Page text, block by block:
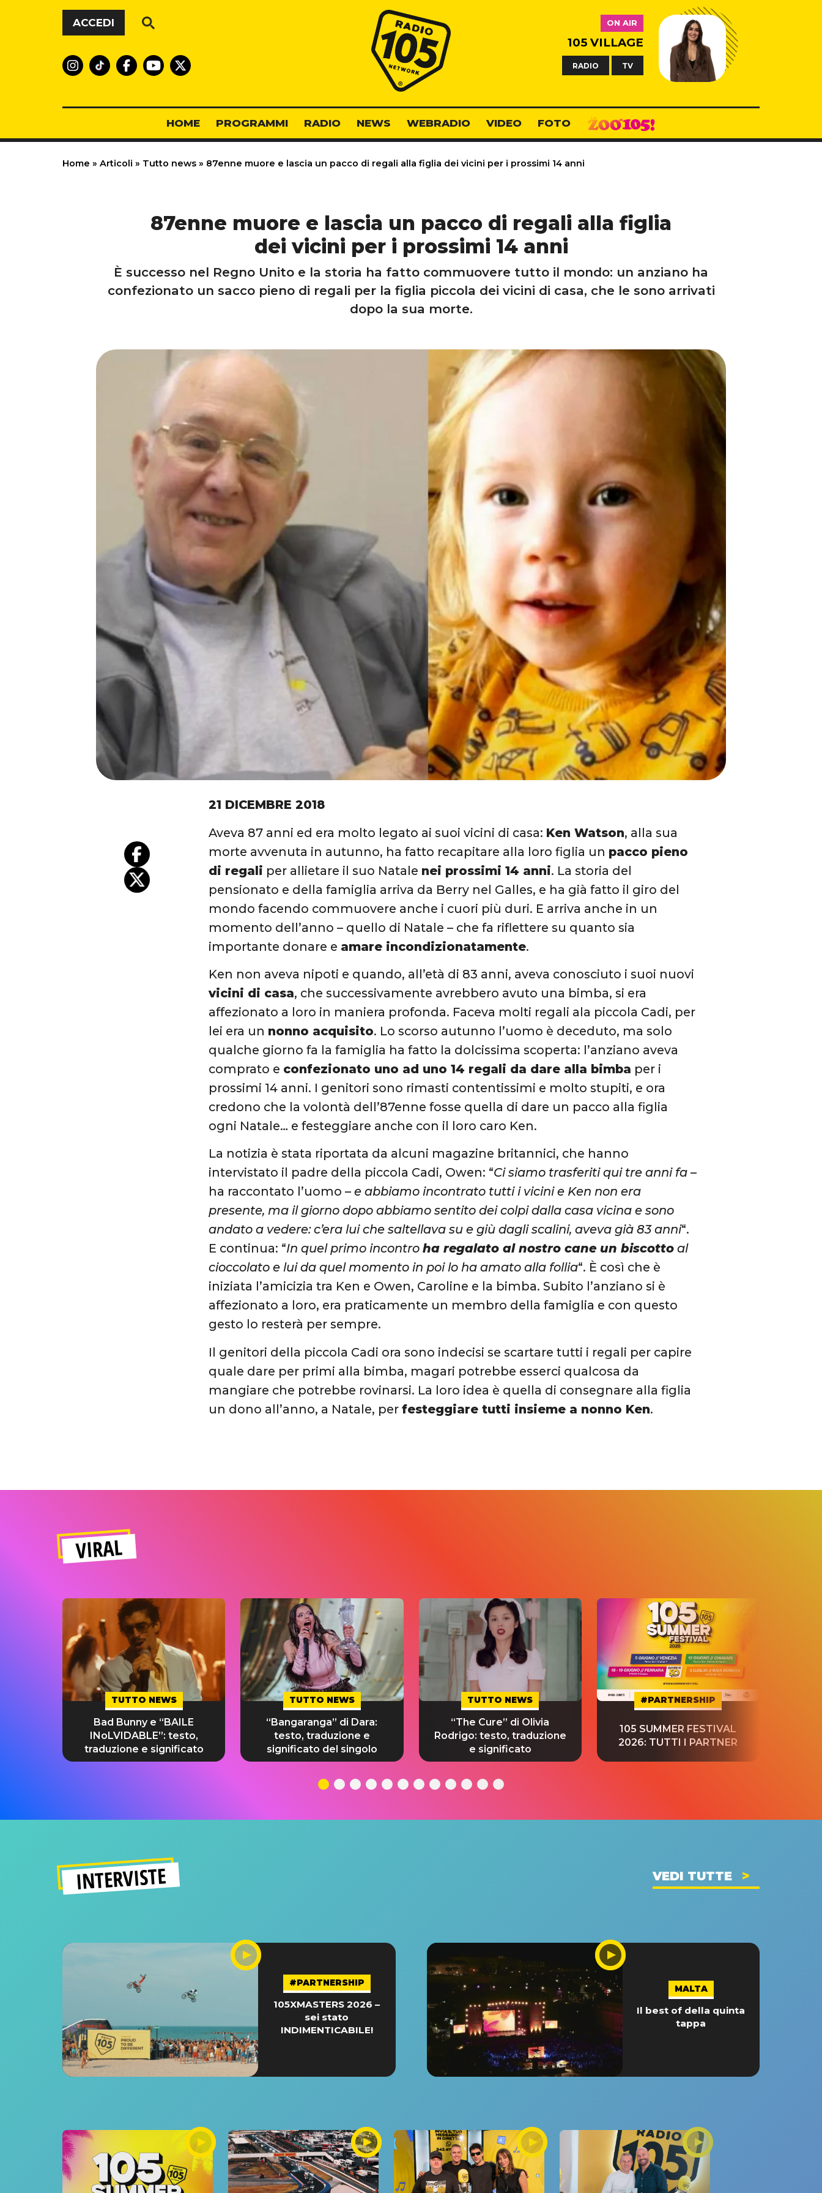
Vai al contenuto
ACCEDI
Radio 105
ON AIR
105 VILLAGE
RADIO TV
HOME PROGRAMMI RADIO NEWS WEBRADIO VIDEO FOTO
Home » Articoli » Tutto news » 87enne muore e lascia un pacco di regali alla figlia dei vicini per i prossimi 14 anni
87enne muore e lascia un pacco di regali alla figlia
dei vicini per i prossimi 14 anni
È successo nel Regno Unito e la storia ha fatto commuovere tutto il mondo: un anziano ha
confezionato un sacco pieno di regali per la figlia piccola dei vicini di casa, che le sono arrivati
dopo la sua morte.
21 DICEMBRE 2018
Aveva 87 anni ed era molto legato ai suoi vicini di casa: Ken Watson, alla sua
morte avvenuta in autunno, ha fatto recapitare alla loro figlia un pacco pieno
di regali per allietare il suo Natale nei prossimi 14 anni. La storia del
pensionato e della famiglia arriva da Berry nel Galles, e ha già fatto il giro del
mondo facendo commuovere anche i cuori più duri. E arriva anche in un
momento dell’anno – quello di Natale – che fa riflettere su quanto sia
importante donare e amare incondizionatamente.
Ken non aveva nipoti e quando, all’età di 83 anni, aveva conosciuto i suoi nuovi
vicini di casa, che successivamente avrebbero avuto una bimba, si era
affezionato a loro in maniera profonda. Faceva molti regali ala piccola Cadi, per
lei era un nonno acquisito. Lo scorso autunno l’uomo è deceduto, ma solo
qualche giorno fa la famiglia ha fatto la dolcissima scoperta: l’anziano aveva
comprato e confezionato uno ad uno 14 regali da dare alla bimba per i
prossimi 14 anni. I genitori sono rimasti contentissimi e molto stupiti, e ora
credono che la volontà dell’87enne fosse quella di dare un pacco alla figlia
ogni Natale… e festeggiare anche con il loro caro Ken.
La notizia è stata riportata da alcuni magazine britannici, che hanno
intervistato il padre della piccola Cadi, Owen: “Ci siamo trasferiti qui tre anni fa –
ha raccontato l’uomo –e abbiamo incontrato tutti i vicini e Ken non era
presente, ma il giorno dopo abbiamo sentito dei colpi dalla casa vicina e sono
andato a vedere: c’era lui che saltellava su e giù dagli scalini, aveva già 83 anni“.
E continua: “In quel primo incontroha regalato al nostro cane un biscotto al
cioccolato e lui da quel momento in poi lo ha amato alla follia“. È così che è
iniziata l’amicizia tra Ken e Owen, Caroline e la bimba. Subito l’anziano si è
affezionato a loro, era praticamente un membro della famiglia e con questo
gesto lo resterà per sempre.
Il genitori della piccola Cadi ora sono indecisi se scartare tutti i regali per capire
quale dare per primi alla bimba, magari potrebbe esserci qualcosa da
mangiare che potrebbe rovinarsi. La loro idea è quella di consegnare alla figlia
un dono all’anno, a Natale, perfesteggiare tutti insieme a nonno Ken.
VIRAL
TUTTO NEWS
Bad Bunny e “BAILE
INoLVIDABLE”: testo,
traduzione e significato
TUTTO NEWS
“Bangaranga” di Dara:
testo, traduzione e
significato del singolo
TUTTO NEWS
“The Cure” di Olivia
Rodrigo: testo, traduzione
e significato
#PARTNERSHIP
105 SUMMER FESTIVAL
2026: TUTTI I PARTNER
INTERVISTE VEDI TUTTE
#PARTNERSHIP
105XMASTERS 2026 –
sei stato
INDIMENTICABILE!
MALTA
Il best of della quinta
tappa